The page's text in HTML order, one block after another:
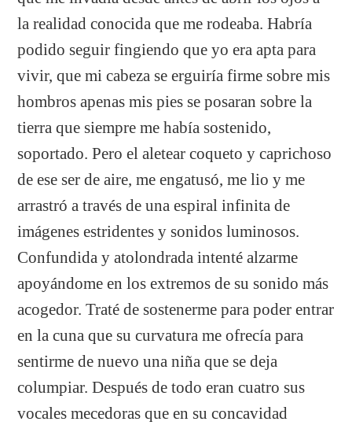
la realidad conocida que me rodeaba. Habría
podido seguir fingiendo que yo era apta para
vivir, que mi cabeza se erguiría firme sobre mis
hombros apenas mis pies se posaran sobre la
tierra que siempre me había sostenido,
soportado. Pero el aletear coqueto y caprichoso
de ese ser de aire, me engatusó, me lio y me
arrastró a través de una espiral infinita de
imágenes estridentes y sonidos luminosos.
Confundida y atolondrada intenté alzarme
apoyándome en los extremos de su sonido más
acogedor. Traté de sostenerme para poder entrar
en la cuna que su curvatura me ofrecía para
sentirme de nuevo una niña que se deja
columpiar. Después de todo eran cuatro sus
vocales mecedoras que en su concavidad